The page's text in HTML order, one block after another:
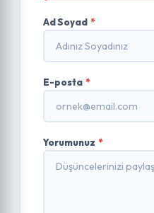
Ad Soyad *
E-posta *
Yorumunuz *